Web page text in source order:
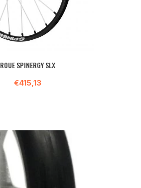
ROUE SPINERGY SLX
€415,13